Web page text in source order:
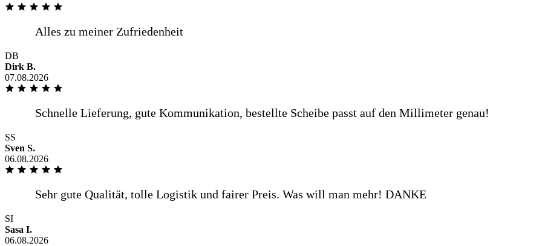
DB
Dirk B.
07.08.2026
SS
Sven S.
06.08.2026
SI
Sasa I.
06.08.2026
mehr anzeigen
weniger anzeigen
Übersichtlicher und gut verständlicher Bestellvorgang mit den erforderlichen Informationen. Gutes [...]
mehr anzeigen